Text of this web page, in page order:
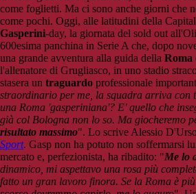
come foglietti. Ma ci sono anche giorni che
come pochi. Oggi, alle latitudini della
Gasperini-day, la giornata del sold out
600esima panchina in Serie A che, dopo
una grande avventura alla guida della Roma
l'allenatore di Grugliasco, in uno stadio
stasera un traguardo professionale
straordinario per me, la squadra arriva con
una Roma 'gasperiniana'? E' quello che
già col Bologna non lo so. Ma giocheremo
risultato massimo". Lo scrive Alessio
Sport. Gasp non ha potuto non soffermarsi
mercato e, perfezionista, ha ribadito: "Me lo
dinamico, mi aspettavo una rosa più
fatto un gran lavoro finora. Se la Roma è